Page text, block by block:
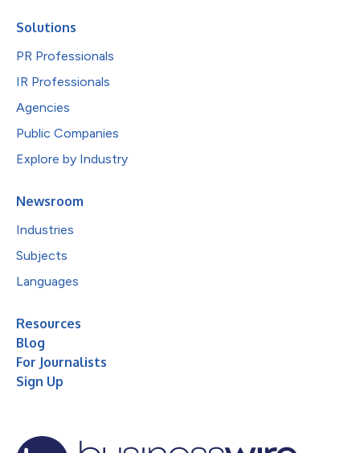
Solutions
PR Professionals
IR Professionals
Agencies
Public Companies
Explore by Industry
Newsroom
Industries
Subjects
Languages
Resources
Blog
For Journalists
Sign Up